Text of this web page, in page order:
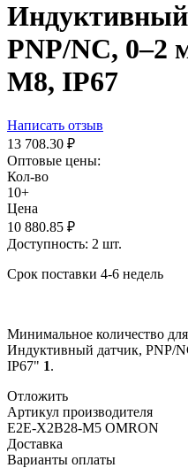
PNP/NC, 0–2
М8, IP67
Написать отзыв
13 708.30 ₽
Оптовые цены:
Кол-во
10+
Цена
10 880.85 ₽
Доступность: 2 шт.
Срок поставки 4-6 недель
Минимальное количество
Индуктивный датчик, PNP/
IP67" 1.
Отложить
Артикул производителя
E2E-X2B28-M5 OMRON
Доставка
Варианты оплаты